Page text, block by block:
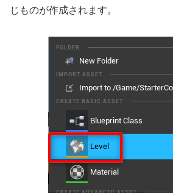
じものが作成されます。